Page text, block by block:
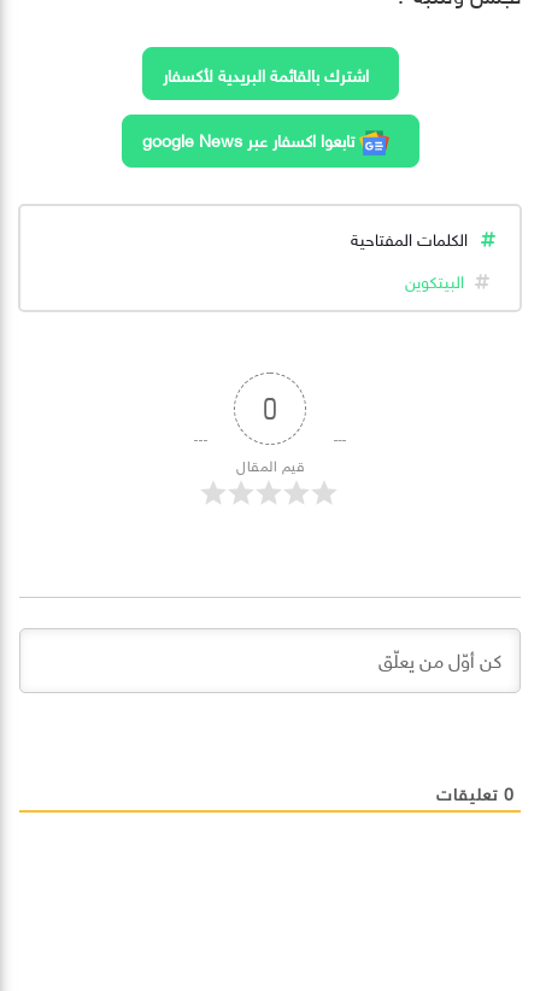
اشترك بالقائمة البريدية لأكسفار
تابعوا اكسفار عبر google News
الكلمات المفتاحية
البيتكوين
0
قيم المقال
0 تعليقات